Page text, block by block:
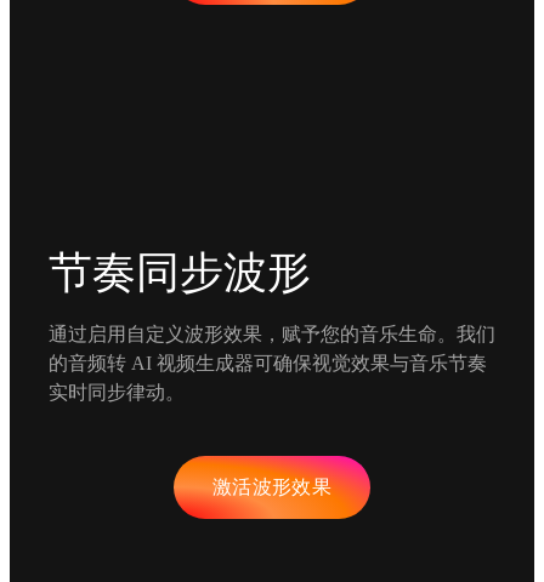
节奏同步波形
通过启用自定义波形效果，赋予您的音乐生命。我们
的音频转 AI 视频生成器可确保视觉效果与音乐节奏
实时同步律动。
激活波形效果